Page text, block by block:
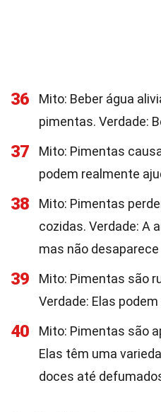
36
Mito: Beber água
pimentas. Verdade:
37
Mito: Pimentas
podem realmente
38
Mito: Pimentas
cozidas. Verdade: A
mas não
39
Mito: Pimentas são
Verdade: Elas
40
Mito: Pimentas são
Elas têm uma
doces até